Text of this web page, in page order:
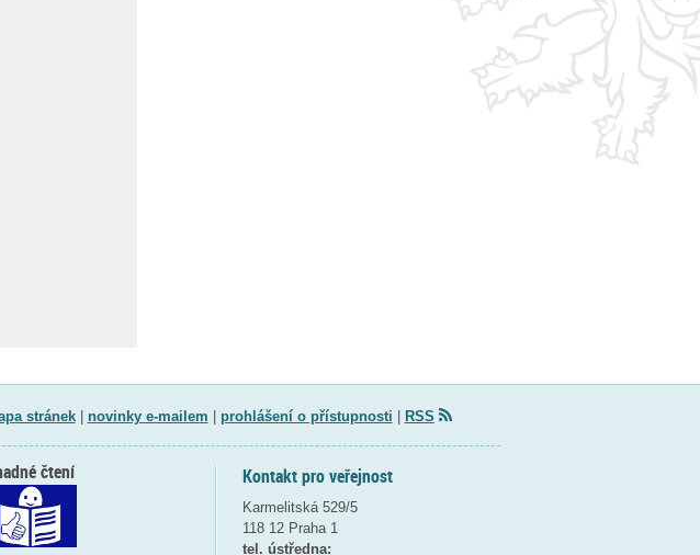
stránek| novinky e-mailem prohlášení o přístupnosti RSS
Kontakt pro veřejnost
Karmelitská 529/5
118 12 Praha 1
tel. ústředna:
čtení